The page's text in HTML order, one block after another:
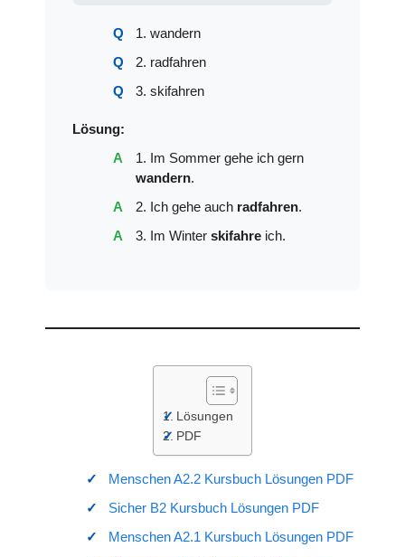
1. wandern
2. radfahren
3. skifahren
Lösung:
1. Im Sommer gehe ich gern
wandern.
2. Ich gehe auch radfahren.
3. Im Winter skifahre ich.
Lösungen
PDF
Menschen A2.2 Kursbuch Lösungen PDF
Sicher B2 Kursbuch Lösungen PDF
Menschen A2.1 Kursbuch Lösungen PDF